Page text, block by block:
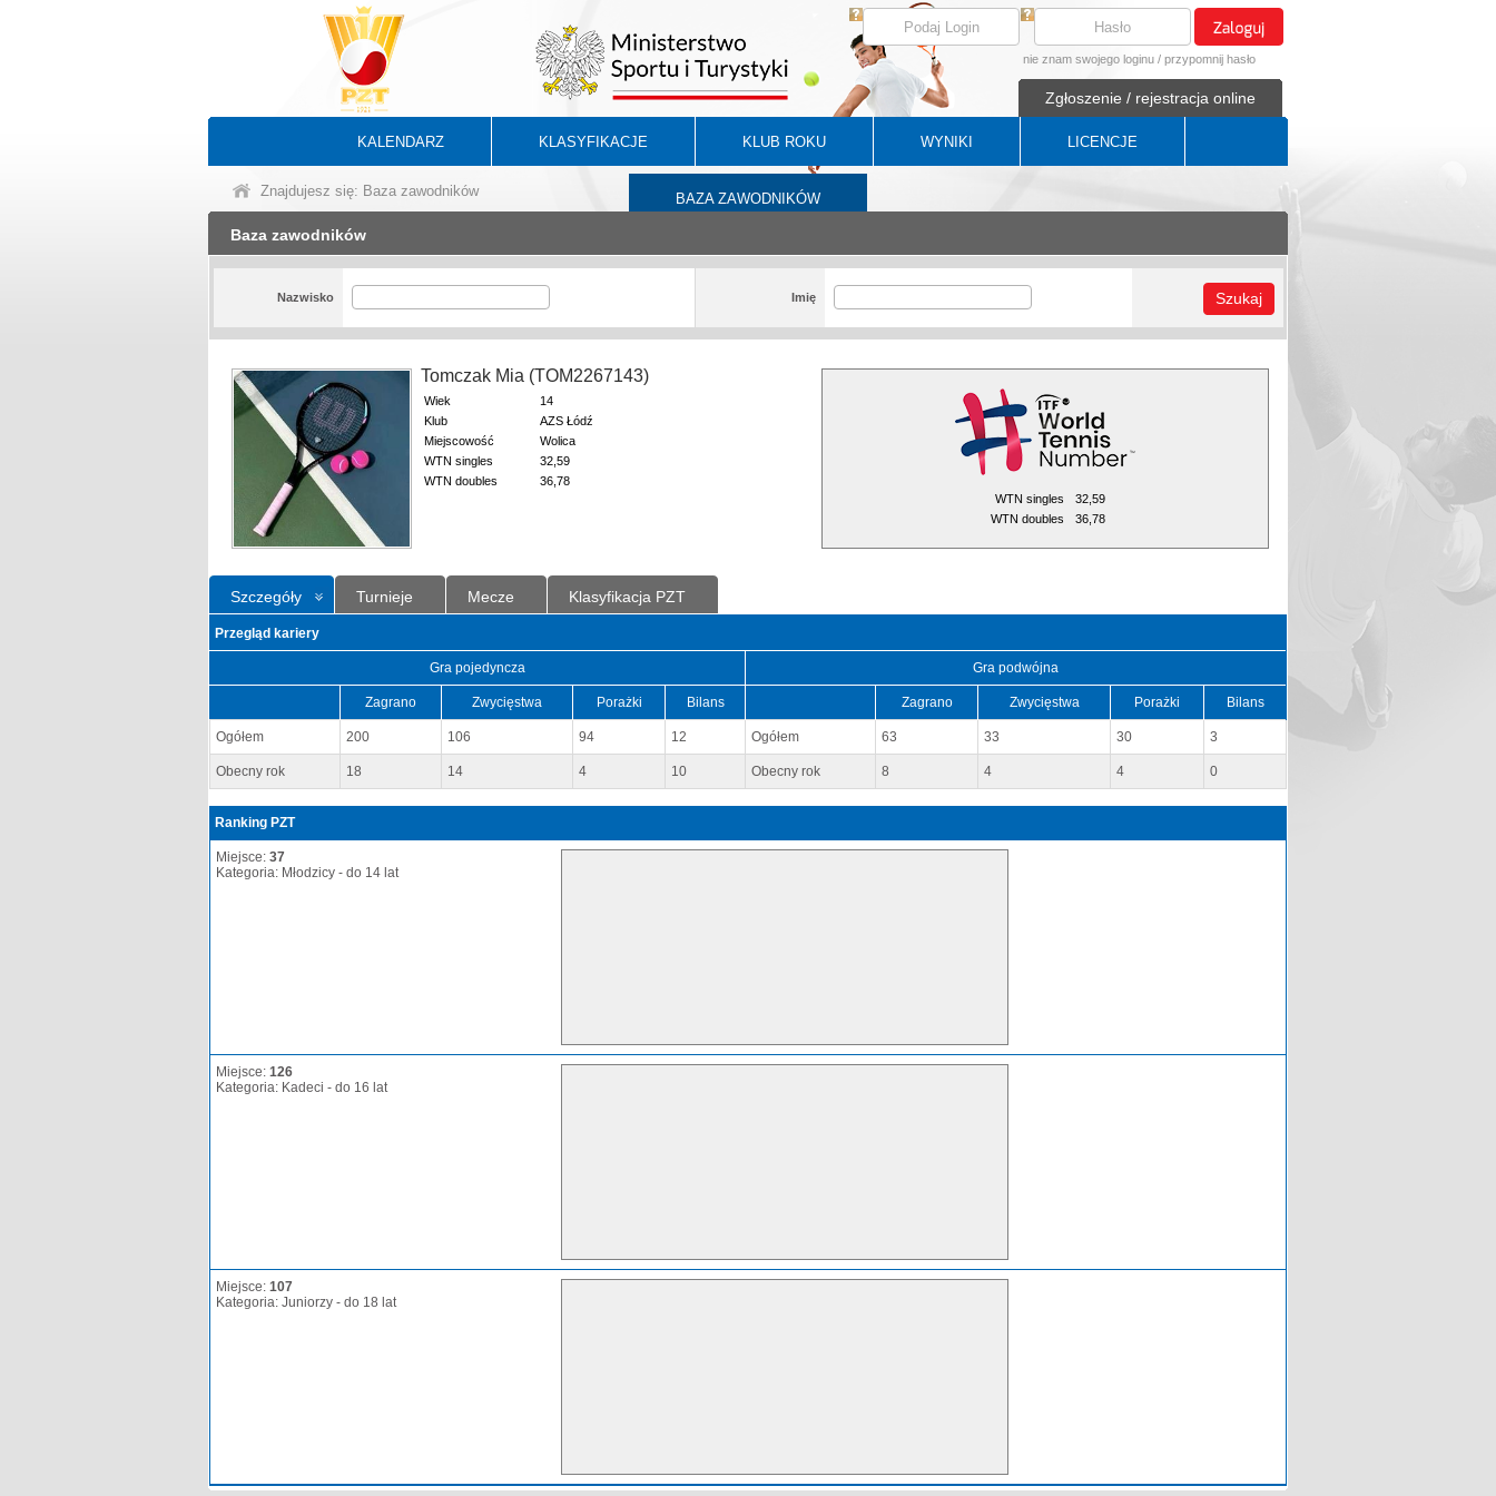
nie znam swojego loginu / przypomnij hasło
Zgłoszenie / rejestracja online
KALENDARZ KLASYFIKACJE KLUB ROKU WYNIKI LICENCJE
BAZA ZAWODNIKÓW
Znajdujesz się: Baza zawodników
Baza zawodników
Nazwisko Imię Szukaj
Tomczak Mia (TOM2267143)
Wiek
14
Klub
AZS Łódź
Miejscowość
Wolica
WTN singles
32,59
WTN doubles
36,78
WTN singles
32,59
WTN doubles
36,78
Szczegóły Turnieje Mecze Klasyfikacja PZT
Przegląd kariery
Gra pojedyncza Gra podwójna
Zagrano Zwycięstwa Porażki Bilans Zagrano Zwycięstwa Porażki Bilans
Ogółem 200 106 94 12 Ogółem 63 33 30 3
Obecny rok 18 14 4 10 Obecny rok 8 4 4 0
Ranking PZT
Miejsce: 37
Kategoria: Młodzicy - do 14 lat
Miejsce: 126
Kategoria: Kadeci - do 16 lat
Miejsce: 107
Kategoria: Juniorzy - do 18 lat